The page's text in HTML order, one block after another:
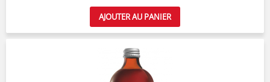
AJOUTER AU PANIER